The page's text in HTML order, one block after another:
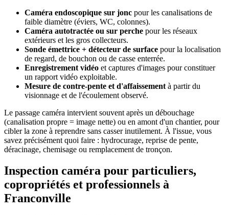
Caméra endoscopique sur jonc pour les canalisations de
faible diamètre (éviers, WC, colonnes).
Caméra autotractée ou sur perche pour les réseaux
extérieurs et les gros collecteurs.
Sonde émettrice + détecteur de surface pour la localisation
de regard, de bouchon ou de casse enterrée.
Enregistrement vidéo et captures d'images pour constituer
un rapport vidéo exploitable.
Mesure de contre-pente et d'affaissement à partir du
visionnage et de l'écoulement observé.
Le passage caméra intervient souvent après un débouchage
(canalisation propre = image nette) ou en amont d'un chantier, pour
cibler la zone à reprendre sans casser inutilement. À l'issue, vous
savez précisément quoi faire : hydrocurage, reprise de pente,
déracinage, chemisage ou remplacement de tronçon.
Inspection caméra pour particuliers,
copropriétés et professionnels à
Franconville